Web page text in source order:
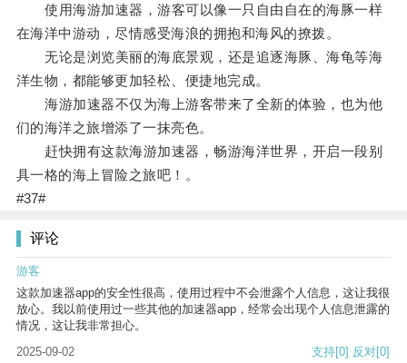
使用海游加速器，游客可以像一只自由自在的海豚一样
在海洋中游动，尽情感受海浪的拥抱和海风的撩拨。
无论是浏览美丽的海底景观，还是追逐海豚、海龟等海
洋生物，都能够更加轻松、便捷地完成。
海游加速器不仅为海上游客带来了全新的体验，也为他
们的海洋之旅增添了一抹亮色。
赶快拥有这款海游加速器，畅游海洋世界，开启一段别
具一格的海上冒险之旅吧！。
#37#
评论
游客
这款加速器app的安全性很高，使用过程中不会泄露个人信息，这让我很
放心。我以前使用过一些其他的加速器app，经常会出现个人信息泄露的
情况，这让我非常担心。
2025-09-02
支持[0] 反对[0]